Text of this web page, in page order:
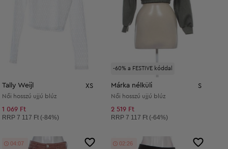
Tally Weijl XS
Női hosszú ujjú blúz
1 069 Ft
Ajánlott ár:
RRP7 117 Ft (-84%)
-60% a FESTIVE kóddal
Márka nélküli S
Női hosszú ujjú blúz
2 519 Ft
Ajánlott ár:
RRP 7 117 Ft (-64%)
04:06 02:25